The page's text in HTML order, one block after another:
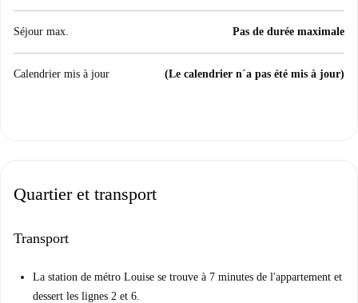
Séjour max. Pas de durée maximale
Calendrier mis à jour (Le calendrier n´a pas été mis à jour)
Quartier et transport
Transport
La station de métro Louise se trouve à 7 minutes de l'appartement et
dessert les lignes 2 et 6.